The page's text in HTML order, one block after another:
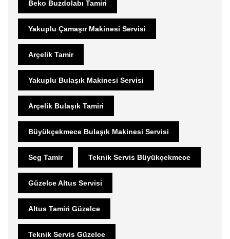
Beko Buzdolabı Tamiri
Yakuplu Çamaşır Makinesi Servisi
Arçelik Tamir
Yakuplu Bulaşık Makinesi Servisi
Arçelik Bulaşık Tamiri
Büyükçekmece Bulaşık Makinesi Servisi
Seg Tamir Teknik Servis Büyükçekmece
Güzelce Altus Servisi
Altus Tamiri Güzelce
Teknik Servis Güzelce